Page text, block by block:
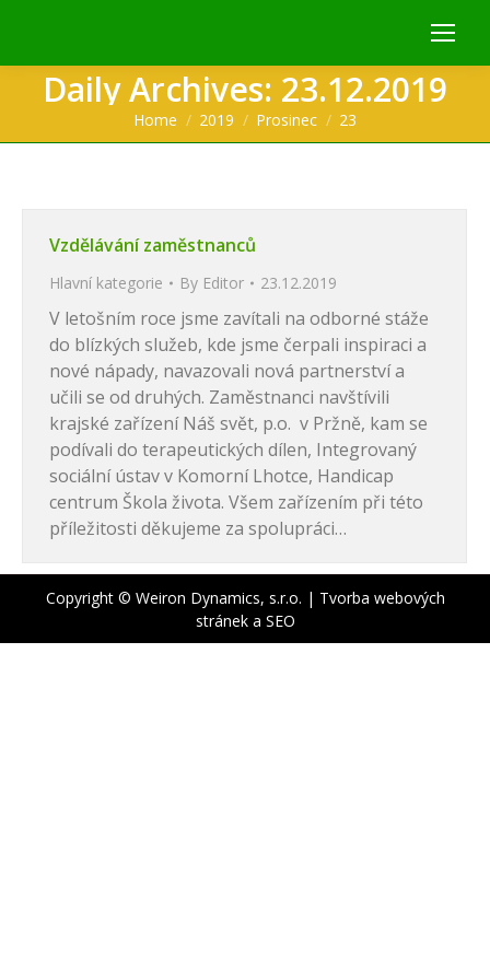
Daily Archives: 23.12.2019
You are here:
Home 2019 Prosinec 23
Vzdělávání zaměstnanců
Hlavní kategorie By Editor 23.12.2019
V letošním roce jsme zavítali na odborné stáže
do blízkých služeb, kde jsme čerpali inspiraci a
nové nápady, navazovali nová partnerství a
učili se od druhých. Zaměstnanci navštívili
krajské zařízení Náš svět, p.o. v Pržně, kam se
podívali do terapeutických dílen, Integrovaný
sociální ústav v Komorní Lhotce, Handicap
centrum Škola života. Všem zařízením při této
příležitosti děkujeme za spolupráci…
Copyright © Weiron Dynamics, s.r.o. | Tvorba webových
stráneka SEO